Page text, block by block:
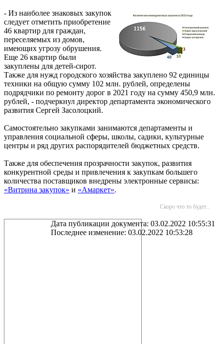
- Из наиболее знаковых закупок
следует отметить приобретение
46 квартир для граждан,
переселяемых из домов,
имеющих угрозу обрушения.
Еще 26 квартир были
закуплены для детей-сирот.
Также для нужд городского хозяйства закуплено 92 единицы
техники на общую сумму 102 млн. рублей, определены
подрядчики по ремонту дорог в 2021 году на сумму 450,9 млн.
рублей, - подчеркнул директор департамента экономического
развития Сергей Засолоцкий.
Самостоятельно закупками занимаются департаменты и
управления социальной сферы, школы, садики, культурные
центры и ряд других распорядителей бюджетных средств.
Также для обеспечения прозрачности закупок, развития
конкурентной среды и привлечения к закупкам большего
количества поставщиков внедрены электронные сервисы:
«Витрина закупок» и «Амаркет».
Скоро что то будет...
Дата публикации документа: 03.02.2022 10:55:31
Последнее изменение: 03.02.2022 10:53:28